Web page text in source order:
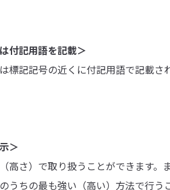
付記用語を記載＞
標記記号の近くに付記用語で記載さ
＞
高さ）で取り扱うことができます。
うちの最も強い（高い）方法で行う